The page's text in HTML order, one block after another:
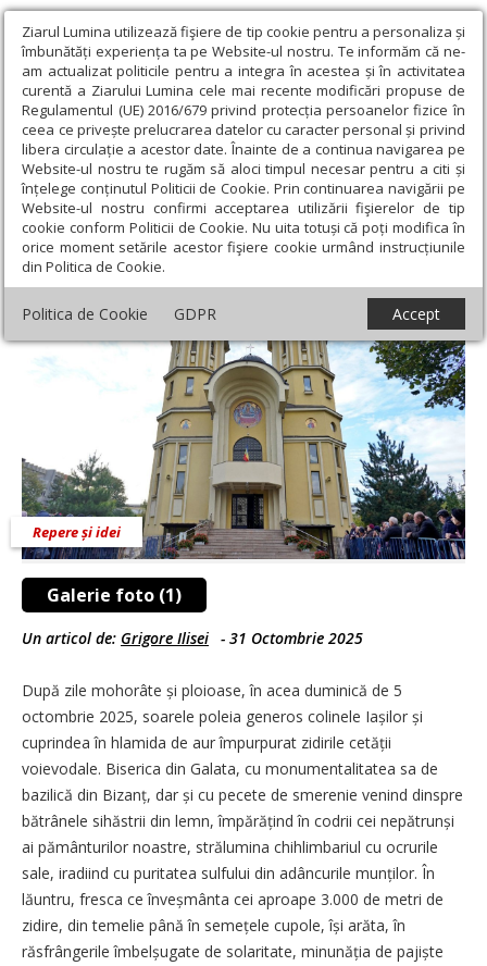
Ziarul Lumina utilizează fişiere de tip cookie pentru a personaliza și
îmbunătăți experiența ta pe Website-ul nostru. Te informăm că ne-
am actualizat politicile pentru a integra în acestea și în activitatea
curentă a Ziarului Lumina cele mai recente modificări propuse de
Regulamentul (UE) 2016/679 privind protecția persoanelor fizice în
ceea ce privește prelucrarea datelor cu caracter personal și privind
libera circulație a acestor date. Înainte de a continua navigarea pe
Website-ul nostru te rugăm să aloci timpul necesar pentru a citi și
înțelege conținutul Politicii de Cookie. Prin continuarea navigării pe
Website-ul nostru confirmi acceptarea utilizării fişierelor de tip
cookie conform Politicii de Cookie. Nu uita totuși că poți modifica în
orice moment setările acestor fişiere cookie urmând instrucțiunile
din Politica de Cookie.
Politica de Cookie GDPR Accept
Ziarul Lumina › Opinii › Repere și idei › Zile ale încununării
Zile ale încununării
Galerie foto (1)
Repere și idei
Un articol de: Grigore Ilisei - 31 Octombrie 2025
După zile mohorâte și ploioase, în acea duminică de 5
octombrie 2025, soarele poleia generos colinele Iașilor și
cuprindea în hlamida de aur împurpurat zidirile cetății
voievodale. Biserica din Galata, cu monumentalitatea sa de
bazilică din Bizanț, dar și cu pecete de smerenie venind dinspre
bătrânele sihăstrii din lemn, împărățind în codrii cei nepătrunși
ai pământurilor noastre, strălumina chihlimbariul cu ocrurile
sale, iradiind cu puritatea sulfului din adâncurile munților. În
lăuntru, fresca ce înveșmânta cei aproape 3.000 de metri de
zidire, din temelie până în semețele cupole, își arăta, în
răsfrângerile îmbelșugate de solaritate, minunăția de pajiște